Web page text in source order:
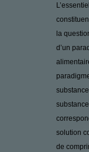
la
d’un
solution
de